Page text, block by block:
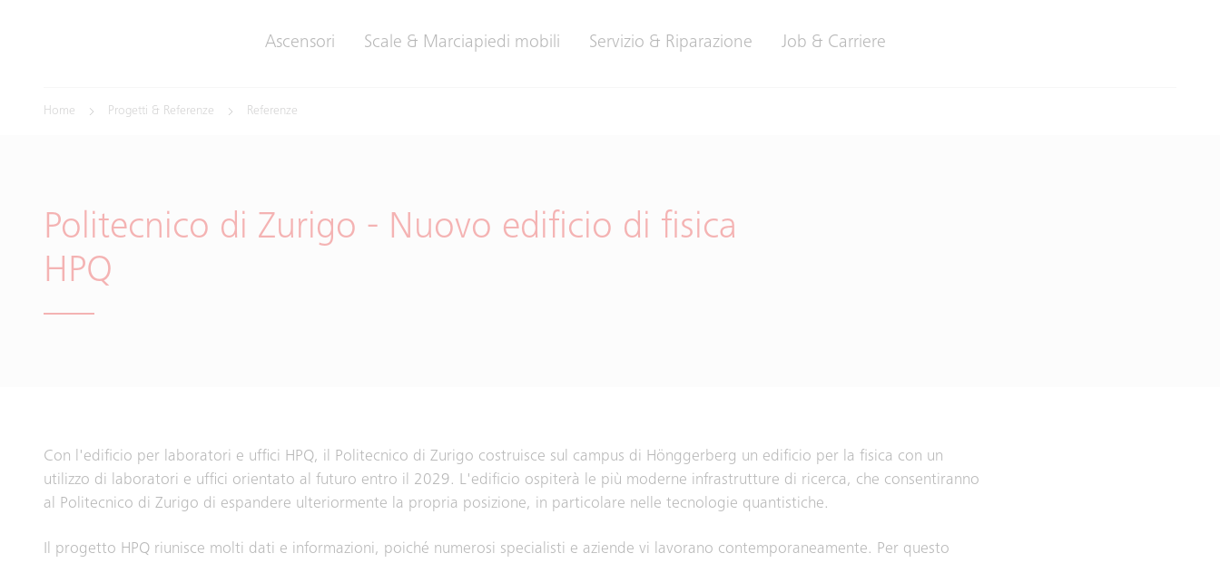
Ascensori Scale & Marciapiedi mobili Servizio & Riparazione Job & Carriere
Home Progetti & Referenze Referenze
Politecnico di Zurigo - Nuovo edificio di fisica
HPQ
Con l'edificio per laboratori e uffici HPQ, il Politecnico di Zurigo costruisce sul campus di Hönggerberg un edificio per la fisica con un
utilizzo di laboratori e uffici orientato al futuro entro il 2029. L'edificio ospiterà le più moderne infrastrutture di ricerca, che consentiranno
al Politecnico di Zurigo di espandere ulteriormente la propria posizione, in particolare nelle tecnologie quantistiche.
Il progetto HPQ riunisce molti dati e informazioni, poiché numerosi specialisti e aziende vi lavorano contemporaneamente. Per questo